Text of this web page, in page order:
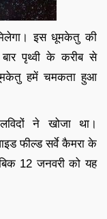
इस धूमकेतु की
पृथ्वी के करीब से
हमें चमकता हुआ
ने खोजा था।
फील्ड सर्वे कैमरा के
12 जनवरी को यह